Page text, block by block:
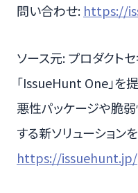
問い合わせ: https://
ソース元: プロダクト
「IssueHunt One」を
悪性パッケージや脆
する新ソリューション
https://issuehunt.jp/